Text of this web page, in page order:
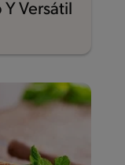
Versátil